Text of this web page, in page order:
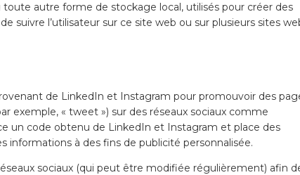
autre forme de stockage local, utilisés pour créer des
suivre l’utilisateur sur ce site web ou sur plusieurs sites
de LinkedIn et Instagram pour promouvoir des
exemple, « tweet ») sur des réseaux sociaux comme
un code obtenu de LinkedIn et Instagram et place des
à des fins de publicité personnalisée.
sociaux (qui peut être modifiée régulièrement) afin